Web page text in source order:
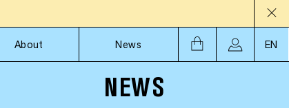
About
News EN
NEWS